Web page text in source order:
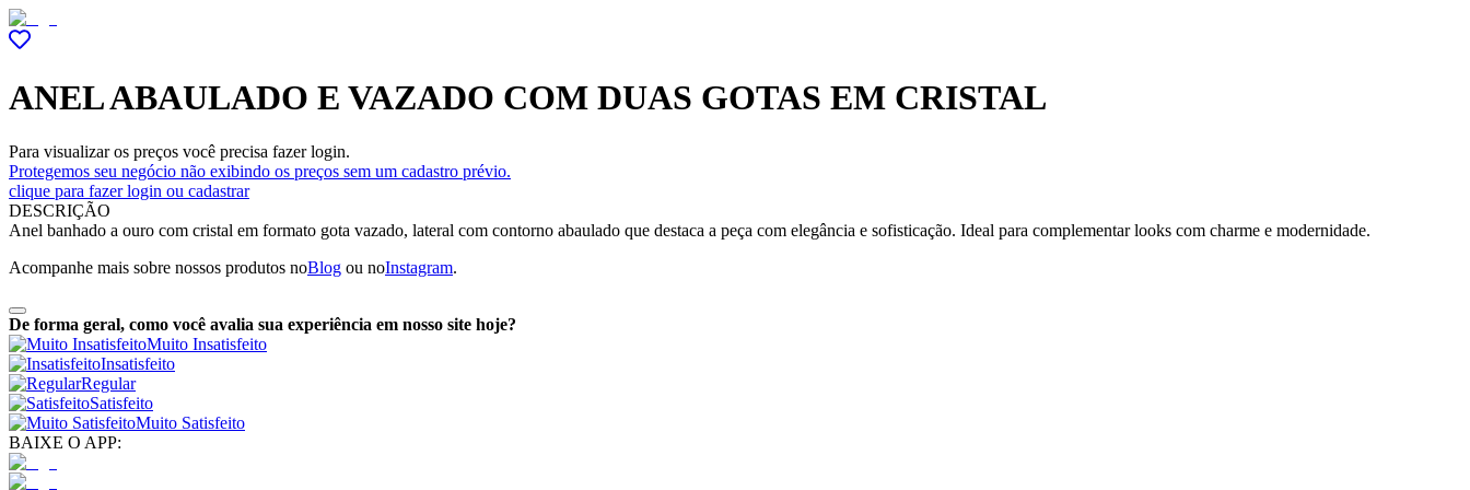
ANEL ABAULADO E VAZADO COM DUAS GOTAS EM CRISTAL
Para visualizar os preços você precisa fazer login.
Protegemos seu negócio não exibindo os preços sem um cadastro prévio.
clique para fazer login ou cadastrar
DESCRIÇÃO
Anel banhado a ouro com cristal em formato gota vazado, lateral com contorno abaulado que destaca a peça com elegância e sofisticação. Ideal para complementar looks com charme e modernidade.
Acompanhe mais sobre nossos produtos noBlog ou noInstagram.
De forma geral, como você avalia sua experiência em nosso site hoje?
Muito Insatisfeito
Insatisfeito
Regular
Satisfeito
Muito Satisfeito
BAIXE O APP: